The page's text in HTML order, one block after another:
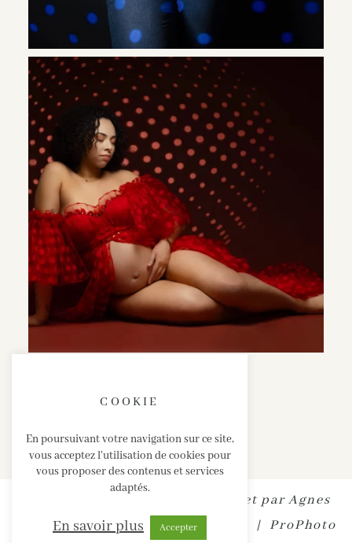
SABRINA ESTEVES • Site internet parAgnes
Colombo | MENTIONS LEGALES | ProPhoto
COOKIE
En poursuivant votre navigation sur ce site,
vous acceptez l’utilisation de cookies pour
vous proposer des contenus et services
adaptés.
En savoir plus Accepter